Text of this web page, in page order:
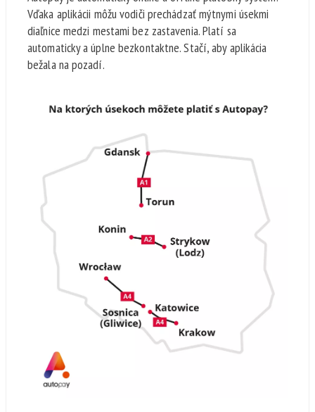
Vďaka aplikácii môžu vodiči prechádzať mýtnymi úsekmi
diaľnice medzi mestami bez zastavenia. Platí sa
automaticky a úplne bezkontaktne. Stačí, aby aplikácia
bežala na pozadí.